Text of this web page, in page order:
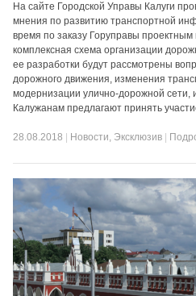
На сайте Городской Управы Калуги
мнения по развитию транспортной
время по заказу Горуправы
комплексная схема организации
ее разработки будут рассмотрены
дорожного движения, изменения
модернизации улично-дорожной
Калужанам предлагают принять
28.08.2018 Новости, Эксклюзив